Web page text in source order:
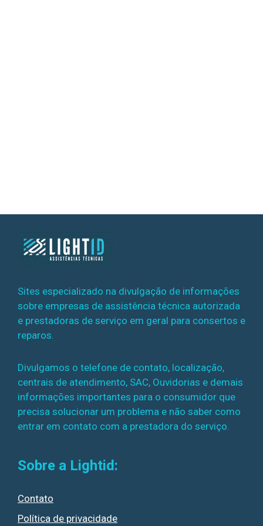
Sites especializado na divulgação de informações
sobre empresas de assistência técnica autorizada
e prestadoras de serviço em geral para consertos e
reparos.
Divulgamos o telefone de contato, localização,
centrais de atendimento, SAC, Ouvidorias e demais
informações importantes para o consumidor que
precisa solucionar um problema e não saber como
entrar em contato com a prestadora do serviço.
Sobre a Lightid:
Contato
Política de privacidade